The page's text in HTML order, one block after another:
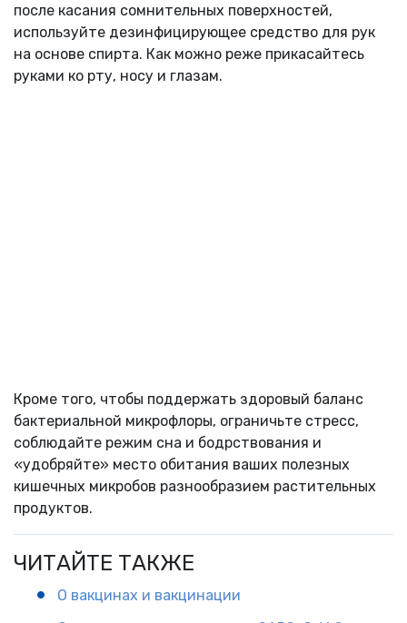
после касания сомнительных поверхностей,
используйте дезинфицирующее средство для рук
на основе спирта. Как можно реже прикасайтесь
руками ко рту, носу и глазам.
Кроме того, чтобы поддержать здоровый баланс
бактериальной микрофлоры, ограничьте стресс,
соблюдайте режим сна и бодрствования и
«удобряйте» место обитания ваших полезных
кишечных микробов разнообразием растительных
продуктов.
ЧИТАЙТЕ ТАКЖЕ
О вакцинах и вакцинации